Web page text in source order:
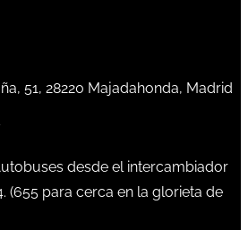
51, 28220 Majadahonda, Madrid
desde el intercambiador
. (655 para cerca en la glorieta de